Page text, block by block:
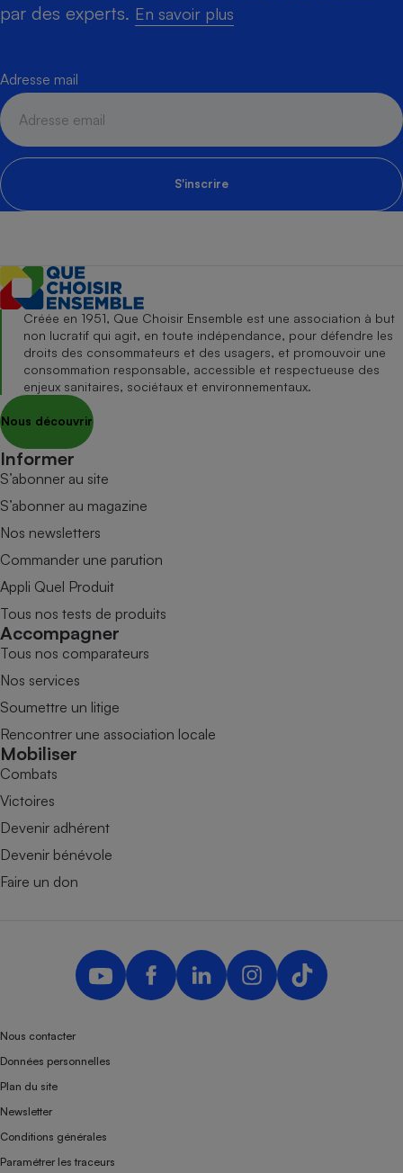
par des experts. En savoir plus
Adresse mail
S'inscrire
Créée en 1951, Que Choisir Ensemble est une association à but
non lucratif qui agit, en toute indépendance, pour défendre les
droits des consommateurs et des usagers, et promouvoir une
consommation responsable, accessible et respectueuse des
enjeux sanitaires, sociétaux et environnementaux.
Nous découvrir
Informer
S’abonner au site
S’abonner au magazine
Nos newsletters
Commander une parution
Appli Quel Produit
Tous nos tests de produits
Accompagner
Tous nos comparateurs
Nos services
Soumettre un litige
Rencontrer une association locale
Mobiliser
Combats
Victoires
Devenir adhérent
Devenir bénévole
Faire un don
Nous contacter
Données personnelles
Plan du site
Newsletter
Conditions générales
Paramétrer les traceurs